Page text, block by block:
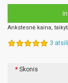
Ankstesnė kaina,
3
Skonis